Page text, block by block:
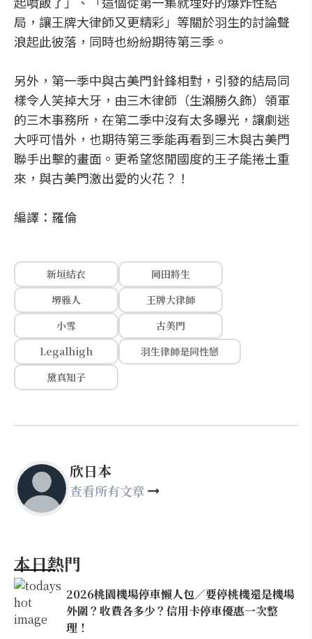
局，讓王牌大律師又更精彩」等關於羽生的討論聲
浪起此彼落，同時也紛紛期待第三季。
另外，第一季中與古美門針鋒相對，引發的結局同
樣令人笑掉大牙，由三木律師（生瀨勝久飾）領軍
的三木事務所，在第二季中沒有太多曝光，讓劇迷
大呼可惜外，也期待第三季能再看到三木與古美門
聯手出擊的畫面。更希望悠閒國度的王子能捲土重
來，與古美門激出愛的火花？！
編譯：羅倫
新垣結衣
岡田將生
堺雅人
王牌大律師
小雪
古美門
Legalhigh
羽生律師是同性戀
黛真知子
欣日本
查看所有文章
本日熱門
2026桃園機場停車懶人包／要停桃機還是機場
外圍？收費各多少？信用卡停車優惠一次整
理！